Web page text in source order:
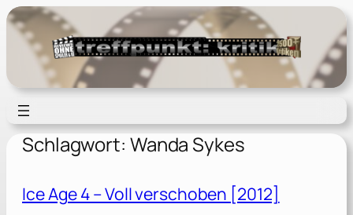
Zum
Inhalt
springen
Schlagwort: Wanda Sykes
Ice Age 4 – Voll verschoben [2012]